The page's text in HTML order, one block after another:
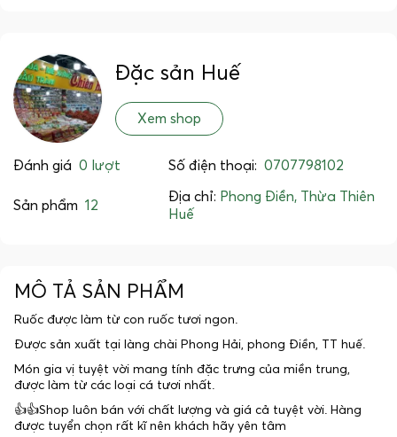
Đặc sản Huế
Xem shop
Đánh giá 0 lượt Số điện thoại: 0707798102
Sản phẩm 12
Địa chỉ: Phong Điền, Thừa Thiên
Huế
MÔ TẢ SẢN PHẨM
Ruốc được làm từ con ruốc tươi ngon.
Được sản xuất tại làng chài Phong Hải, phong Điền, TT huế.
Món gia vị tuyệt vời mang tính đặc trưng của miền trung,
được làm từ các loại cá tươi nhất.
👍👍Shop luôn bán với chất lượng và giá cả tuyệt vời. Hàng
được tuyển chọn rất kĩ nên khách hãy yên tâm